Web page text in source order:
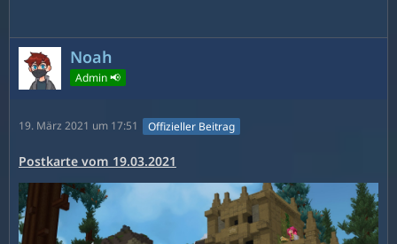
Noah
Admin 📢
19. März 2021 um 17:51 Offizieller Beitrag
Postkarte vom 19.03.2021